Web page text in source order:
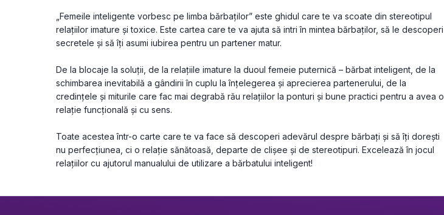
﻿„Femeile inteligente vorbesc pe limba bărbaților” este ghidul care te va scoate din stereotipul
relațiilor imature și toxice. Este cartea care te va ajuta să intri în mintea bărbaților, să le descoperi
secretele și să îți asumi iubirea pentru un partener matur.
De la blocaje la soluții, de la relațiile imature la duoul femeie puternică – bărbat inteligent, de la
schimbarea inevitabilă a gândirii în cuplu la înțelegerea și aprecierea partenerului, de la
credințele și miturile care fac mai degrabă rău relațiilor la ponturi și bune practici pentru a avea o
relație funcțională și cu sens.
Toate acestea într-o carte care te va face să descoperi adevărul despre bărbați și să îți dorești
nu perfecțiunea, ci o relație sănătoasă, departe de clișee și de stereotipuri. Excelează în jocul
relațiilor cu ajutorul manualului de utilizare a bărbatului inteligent!